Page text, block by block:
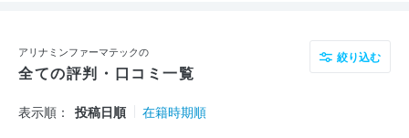
アリナミンファーマテックの
全ての評判・口コミ一覧
絞り込む
表示順： 投稿日順 在籍時期順